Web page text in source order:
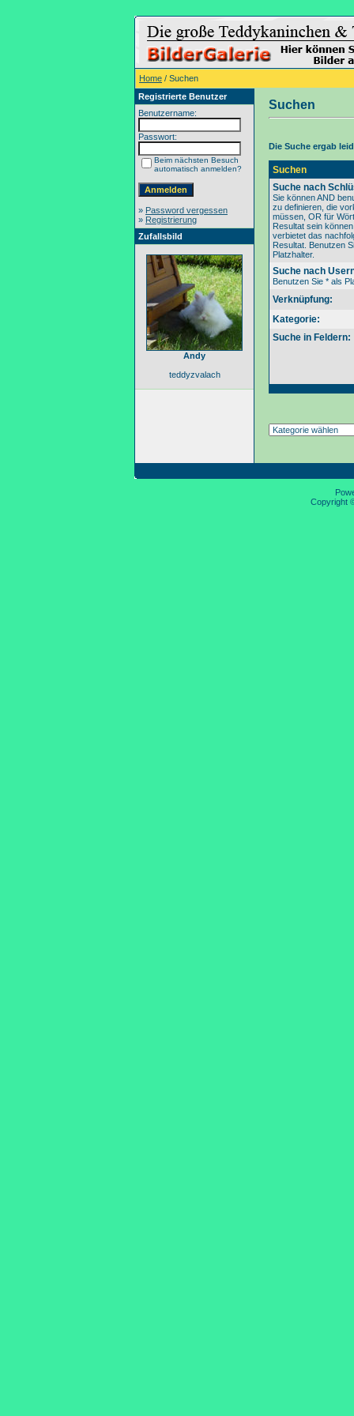
Home / Suchen
Registrierte Benutzer
Benutzername:
Passwort:
Beim nächsten Besuch
automatisch anmelden?
» Password vergessen
» Registrierung
Zufallsbild
Andy
teddyzvalach
Suchen
Die Suche ergab
Suchen
Suche nach
Sie können AND
zu definieren, die
müssen, OR für
Resultat sein
verbietet das
Resultat. Benutzen
Platzhalter.
Suche nach
Benutzen Sie * als
Verknüpfung:
Kategorie:
Suche in Feldern:
Copyright